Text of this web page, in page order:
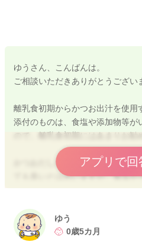
ゆうさん、こんばんは。
ご相談いただきありがとうござい
離乳食初期からかつお出汁を使用
添付のものは、食塩や添加物等が
ので、離乳食初期にはあまりお勧
かつおだしなどのうま味成分を離
ても良いとは思いますが、食塩や
天然のものや、かつお節のみでと
茶こしにかつお節を入れて、お湯
席でかつお出汁が作れますので、
アプリで回
ゆう
0歳5カ月